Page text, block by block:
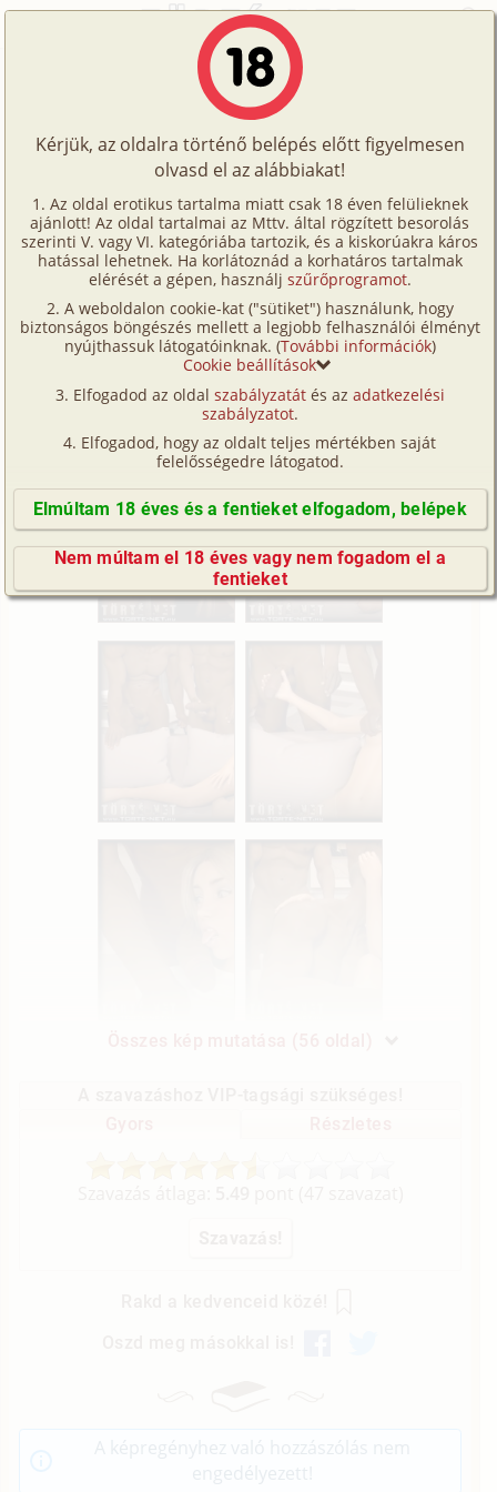
Kérjük, az oldalra történő belépés előtt figyelmesen
olvasd el az alábbiakat!
Az oldal erotikus tartalma miatt csak 18 éven felülieknek
ajánlott! Az oldal tartalmai az Mttv. által rögzített besorolás
szerinti V. vagy VI. kategóriába tartozik, és a kiskorúakra káros
hatással lehetnek. Ha korlátoznád a korhatáros tartalmak
elérését a gépen, használj szűrőprogramot.
A weboldalon cookie-kat ("sütiket") használunk, hogy
biztonságos böngészés mellett a legjobb felhasználói élményt
nyújthassuk látogatóinknak. (További információk)
Cookie beállítások
Elfogadod az oldal szabályzatátés az adatkezelési
szabályzatot.
Elfogadod, hogy az oldalt teljes mértékben saját
felelősségedre látogatod.
Elmúltam 18 éves és a fentieket elfogadom, belépek
Nem múltam el 18 éves vagy nem fogadom el a
fentieket
Filmek
Tölts
fel
Te
Címkék
VIP
Fórum
Ügyfélszolgálat
Írói segédletek
GyIK / FAQ
Impresszum
E-mail küldése
Képregények / Gruppen
Emma álma teljesül
hetero,anál,dp/szendvics
mélytorok,néger,szöveg nélküli,CGI/
számítógéppel generált
Fordította:
superman1900
Szavazás átlaga:5.49pont (47 szavazat)
Megjelenés:2025. április 13.
Elolvasva:1 045 alkalommal